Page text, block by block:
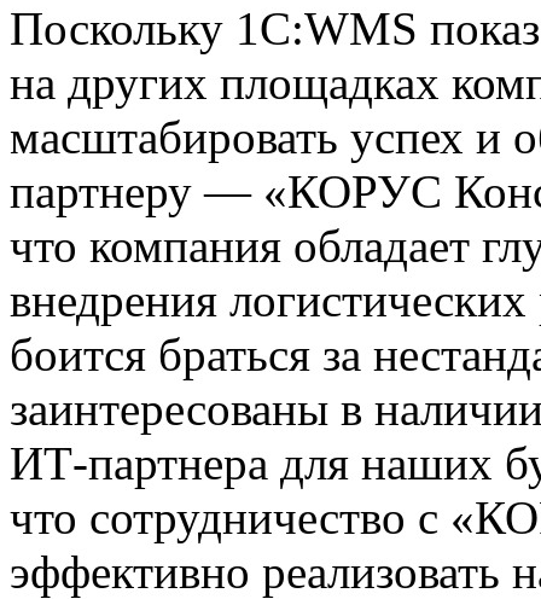
Поскольку 1С:WMS
на других площадках
масштабировать успех и
партнеру — «КОРУС
что компания обладает
внедрения
боится браться за
заинтересованы в
ИТ-партнера для наших
что сотрудничество с
эффективно реализовать